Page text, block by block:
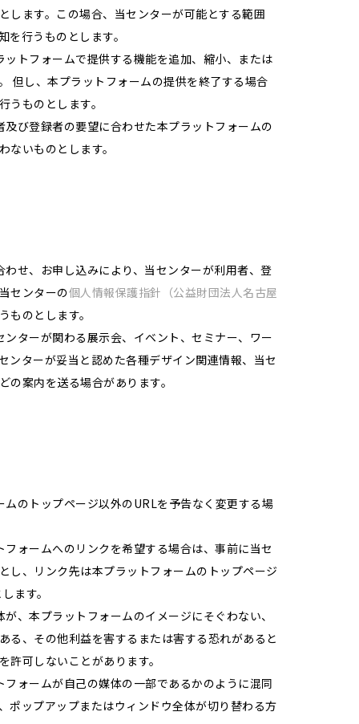
します。この場合、当センターが可能とする範囲
を行うものとします。
トフォームで提供する機能を追加、縮小、または
但し、本プラットフォームの提供を終了する場合
うものとします。
び登録者の要望に合わせた本プラットフォームの
ないものとします。
せ、お申し込みにより、当センターが利用者、登
センターの個人情報保護指針（公益財団法人名古屋
ものとします。
ターが関わる展示会、イベント、セミナー、ワー
ンターが妥当と認めた各種デザイン関連情報、当セ
の案内を送る場合があります。
のトップページ以外のURLを予告なく変更する場
ォームへのリンクを希望する場合は、事前に当セ
し、リンク先は本プラットフォームのトップページ
ます。
、本プラットフォームのイメージにそぐわない、
る、その他利益を害するまたは害する恐れがあると
許可しないことがあります。
ォームが自己の媒体の一部であるかのように混同
ポップアップまたはウィンドウ全体が切り替わる方